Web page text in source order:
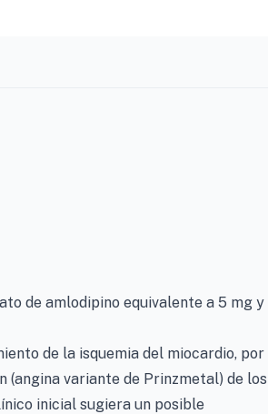
de amlodipino equivalente a 5 mg y
de la isquemia del miocardio, por
variante de Prinzmetal) de los
inicial sugiera un posible